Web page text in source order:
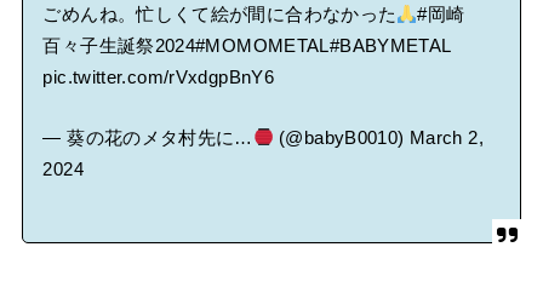
ごめんね。忙しくて絵が間に合わなかった
#岡崎
百々子生誕祭2024#MOMOMETAL#BABYMETAL
pic.twitter.com/rVxdgpBnY6
— 葵の花のメタ村先に… (@babyB0010) March 2,
2024